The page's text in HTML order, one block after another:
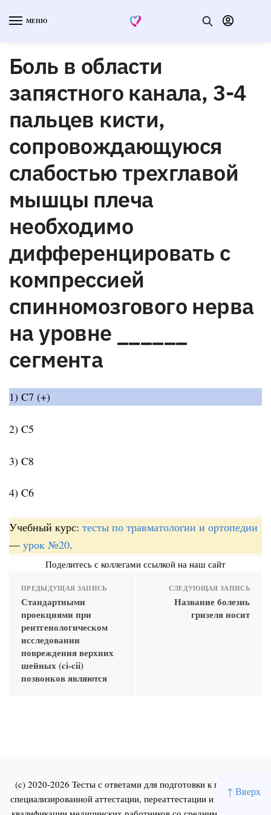
↑ Вверх
МЕНЮ
Боль в области
запястного канала, 3-4
пальцев кисти,
сопровождающуюся
слабостью трехглавой
мышцы плеча
необходимо
дифференцировать с
компрессией
спинномозгового нерва
на уровне ______
сегмента
1) C7 (+)
2) C5
3) C8
4) C6
Учебный курс: тесты по травматологии и ортопедии
— урок №20.
Поделитесь с коллегами ссылкой на наш сайт
ПРЕДЫДУЩАЯ ЗАПИСЬ
Стандартными
проекциями при
рентгенологическом
исследовании
повреждения верхних
шейных (ci-cii)
позвонков являются
СЛЕДУЮЩАЯ ЗАПИСЬ
Название болезнь
гризеля носит
(c) 2020-2026 Тесты с ответами для подготовки к первичной
специализированной аттестации, переаттестации и повышения